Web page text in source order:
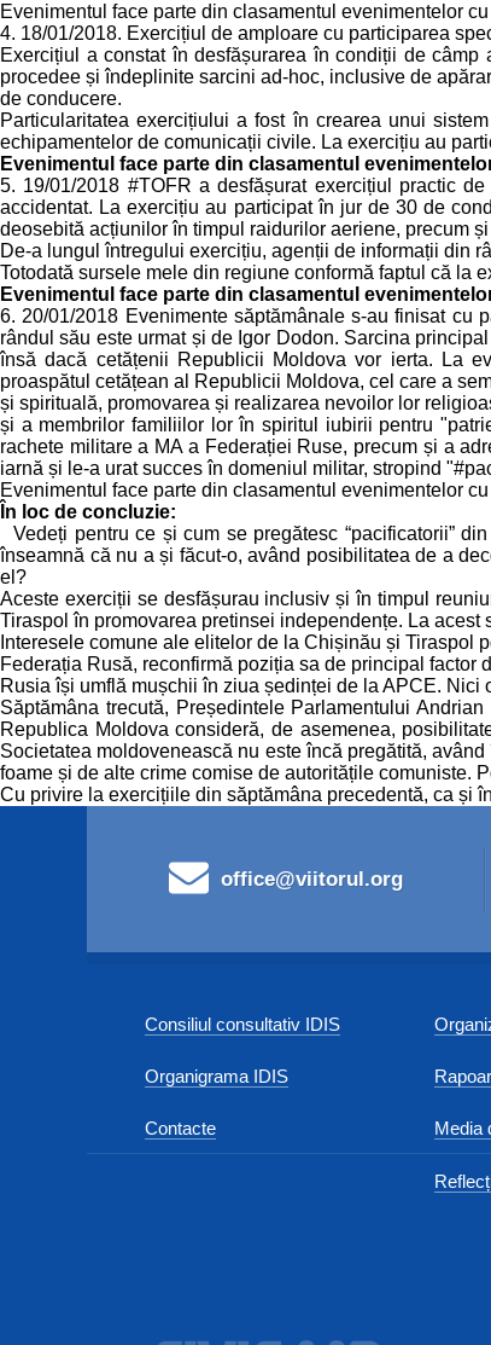
Evenimentul face parte din clasamentul evenimentelor
4. 18/01/2018. Exercițiul de amploare cu participarea
Exercițiul a constat în desfășurarea în condiții de
procedee și îndeplinite sarcini ad-hoc, inclusive de
de conducere.
Particularitatea exercițiului a fost în crearea unui
echipamentelor de comunicații civile. La exercițiu au
Evenimentul face parte din clasamentul
5. 19/01/2018 #TOFR a desfășurat exercițiul practic
accidentat. La exercițiu au participat în jur de 30 de
deosebită acțiunilor în timpul raidurilor aeriene, precum
De-a lungul întregului exercițiu, agenții de informații din
Totodată sursele mele din regiune conformă faptul că la
Evenimentul face parte din clasamentul
6. 20/01/2018 Evenimente săptămânale s-au finisat
rândul său este urmat și de Igor Dodon. Sarcina
însă dacă cetățenii Republicii Moldova vor ierta. La
proaspătul cetățean al Republicii Moldova, cel care a
și spirituală, promovarea și realizarea nevoilor lor
și a membrilor familiilor lor în spiritul iubirii pentru
rachete militare a MA a Federației Ruse, precum și a
iarnă și le-a urat succes în domeniul militar, stropind
Evenimentul face parte din clasamentul evenimentelor
În loc de concluzie:
Vedeți pentru ce și cum se pregătesc “pacificatorii”
înseamnă că nu a și făcut-o, având posibilitatea de a
el?
Aceste exerciții se desfășurau inclusiv și în timpul
Tiraspol în promovarea pretinsei independențe. La acest
Interesele comune ale elitelor de la Chișinău și
Federația Rusă, reconfirmă poziția sa de principal
Rusia își umflă mușchii în ziua ședinței de la APCE. Nici
Săptămâna trecută, Președintele Parlamentului
Republica Moldova consideră, de asemenea,
Societatea moldovenească nu este încă pregătită,
foame și de alte crime comise de autoritățile comuniste.
Cu privire la exercițiile din săptămâna precedentă, ca și
office@viitorul.org
Consiliul consultativ IDIS
Organigrama IDIS
Contacte Media